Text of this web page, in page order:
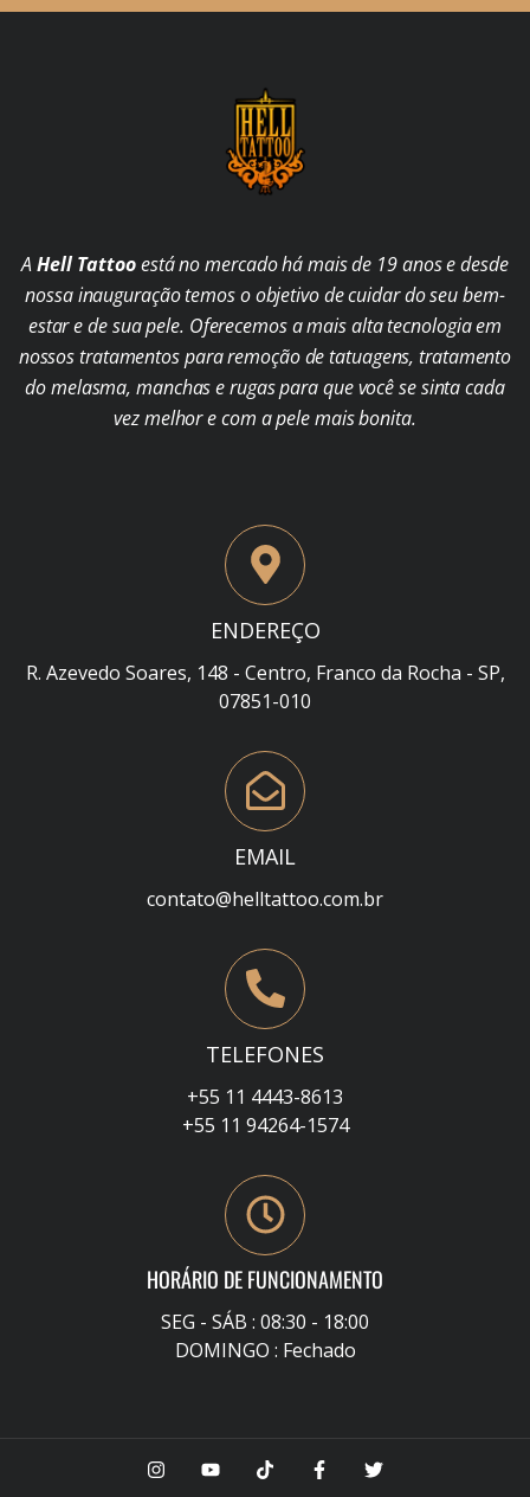
AHell Tattooestá no mercado há mais de 19 anos e desde
nossa inauguração temos o objetivo de cuidar do seu bem-
estar e de sua pele. Oferecemos a mais alta tecnologia em
nossos tratamentos para remoção de tatuagens, tratamento
do melasma, manchas e rugas para que você se sinta cada
vez melhor e com a pele mais bonita.
ENDEREÇO
R. Azevedo Soares, 148 - Centro, Franco da Rocha - SP,
07851-010
EMAIL
contato@helltattoo.com.br
TELEFONES
+55 11 4443-8613
+55 11 94264-1574
HORÁRIO DE FUNCIONAMENTO
SEG - SÁB : 08:30 - 18:00
DOMINGO : Fechado